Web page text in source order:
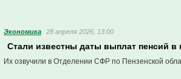
Экономика 28 апреля 2026, 13:00
Стали известны даты выплат пенсий в
Их озвучили в Отделении СФР по Пензенской